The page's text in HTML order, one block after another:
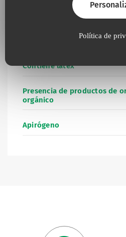
Política de
Información
Contiene látex
Presencia de productos de
orgánico
Apirógeno